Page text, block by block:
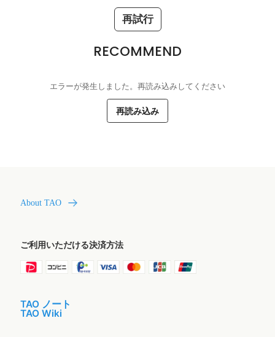
再試行
RECOMMEND
エラーが発生しました。再読み込みしてください
再読み込み
About TAO
ご利用いただける決済方法
TAO ノート
TAO Wiki